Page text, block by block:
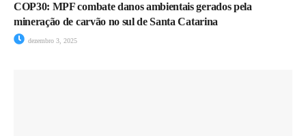
COP30: MPF combate danos ambientais gerados pela
mineração de carvão no sul de Santa Catarina
dezembro 3, 2025